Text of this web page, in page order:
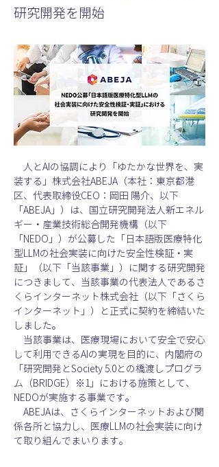
研究開発を開始
人とAIの協調により「ゆたかな世界を、実
装する」株式会社ABEJA（本社：東京都港
区、代表取締役CEO：岡田 陽介、以下
「ABEJA」）は、国立研究開発法人新エネル
ギー・産業技術総合開発機構（以下
「NEDO」）が公募した「日本語版医療特化
型LLMの社会実装に向けた安全性検証・実
証」（以下「当該事業」）に関する研究開発
につきまして、当該事業の代表法人であるさ
くらインターネット株式会社（以下「さくら
インターネット」）と正式に契約を締結いた
しました。
当該事業は、医療現場において安全で安心
して利用できるAIの実現を目的に、内閣府の
「研究開発とSociety 5.0との橋渡しプログラ
ム（BRIDGE）※1」における施策として、
NEDOが実施する事業です。
ABEJAは、さくらインターネットおよび関
係各所と協力し、医療LLMの社会実装に向け
て取り組んでまいります。